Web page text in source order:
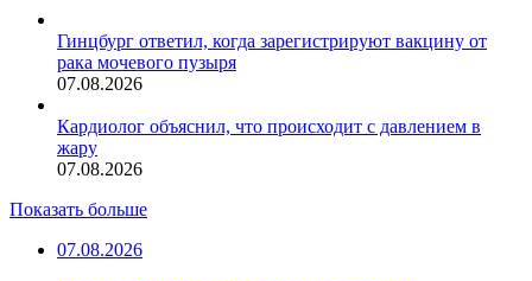
Гинцбург ответил, когда зарегистрируют вакцину от
рака мочевого пузыря
07.08.2026
Кардиолог объяснил, что происходит с давлением в
жару
07.08.2026
Показать больше
07.08.2026